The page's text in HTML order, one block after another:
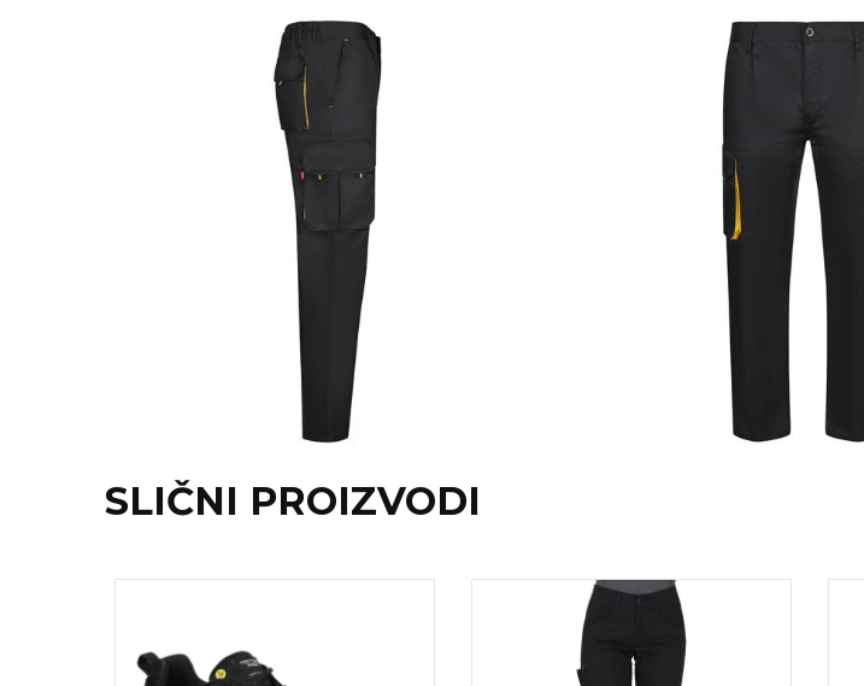
TEKSTILSLIČNI PROIZVODI